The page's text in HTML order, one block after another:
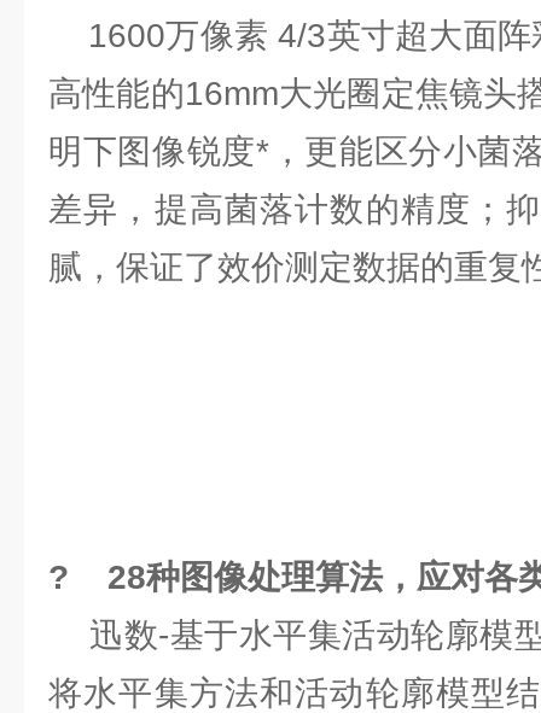
1600万像素 4/3英寸超大面阵
高性能的16mm大光圈定焦镜头
明下图像锐度*，更能区分小菌
差异，提高菌落计数的精度；
腻，保证了效价测定数据的重复
? 28种图像处理算法，应对各
迅数-基于水平集活动轮廓模
将水平集方法和活动轮廓模型